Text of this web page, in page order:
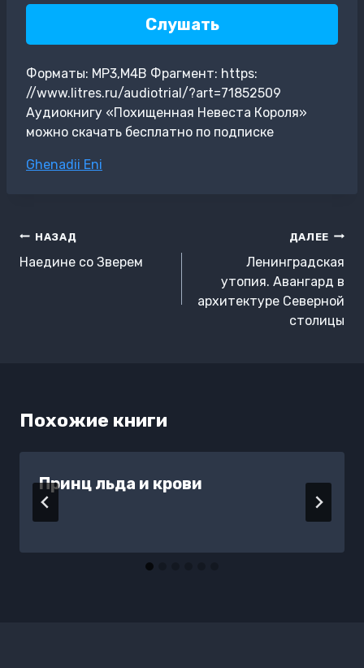
Слушать
Форматы: MP3,M4B Фрагмент: https:
//www.litres.ru/audiotrial/?art=71852509
Аудиокнигу «Похищенная Невеста Короля»
можно скачать бесплатно по подписке
Метки
Ghenadii Eni
Навигация
по
НАЗАД
Наедине со Зверем
ДАЛЕЕ
Ленинградская
утопия. Авангард в
архитектуре Северной
столицы
Похожие книги
Принц льда и крови